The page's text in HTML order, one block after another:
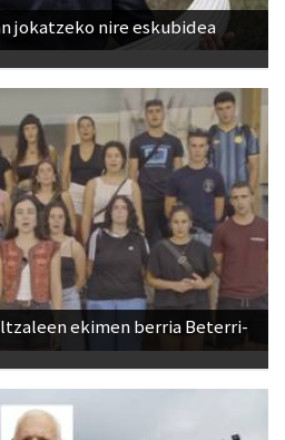
jokatzeko nire eskubidea
ekimen berria Beterri-